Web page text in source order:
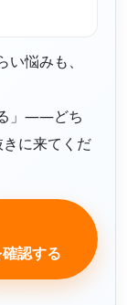
悩みも、
る」——どち
に来てくだ
認する